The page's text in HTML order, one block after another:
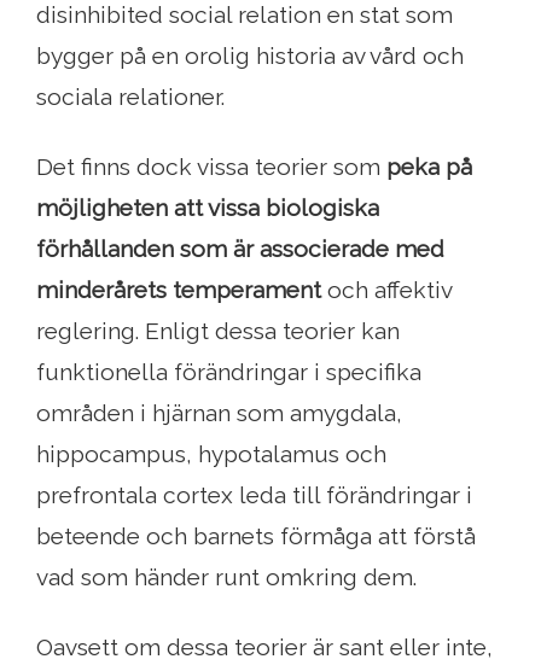
disinhibited social relation en stat som
bygger på en orolig historia av vård och
sociala relationer.
Det finns dock vissa teorier som peka på
möjligheten att vissa biologiska
förhållanden som är associerade med
minderårets temperamentoch affektiv
reglering. Enligt dessa teorier kan
funktionella förändringar i specifika
områden i hjärnan som amygdala,
hippocampus, hypotalamus och
prefrontala cortex leda till förändringar i
beteende och barnets förmåga att förstå
vad som händer runt omkring dem.
Oavsett om dessa teorier är sant eller inte,